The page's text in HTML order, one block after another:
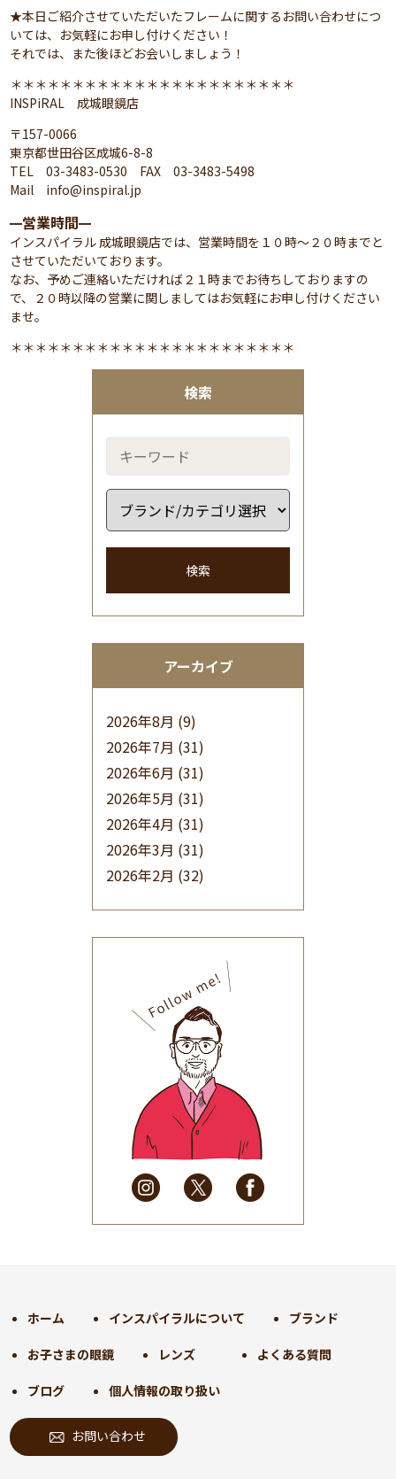
検索
検索
アーカイブ
2026年8月 (9)
2026年7月 (31)
2026年6月 (31)
2026年5月 (31)
2026年4月 (31)
2026年3月 (31)
2026年2月 (32)
(32)
2025年9月(30)
2025年8月(31)
2025年7月(37)
2025年6月(48)
2025年5月
(41)
2025年4月
(32)
2025年3月(31)
2025年2月
(28)
2025年1月
(34)
2024年9月(30)
2024年7月(31)
2024年6月(30)
2024年5月
2024年4月 (32)
★本日ご紹介させていただいたフレームに関するお問い合わせにつ
いては、お気軽にお申し付けください！
それでは、また後ほどお会いしましょう！
＊＊＊＊＊＊＊＊＊＊＊＊＊＊＊＊＊＊＊＊＊＊＊
INSPiRAL 成城眼鏡店
〒157-0066
東京都世田谷区成城6-8-8
TEL 03-3483-0530 FAX 03-3483-5498
Mail info@inspiral.jp
━営業時間━
インスパイラル 成城眼鏡店では、営業時間を１０時～２０時までと
させていただいております。
なお、予めご連絡いただければ２１時までお待ちしておりますの
で、２０時以降の営業に関しましてはお気軽にお申し付けください
ませ。
＊＊＊＊＊＊＊＊＊＊＊＊＊＊＊＊＊＊＊＊＊＊＊
ホーム インスパイラルについて ブランド
お子さまの眼鏡 レンズ よくある質問
ブログ 個人情報の取り扱い
お問い合わせ